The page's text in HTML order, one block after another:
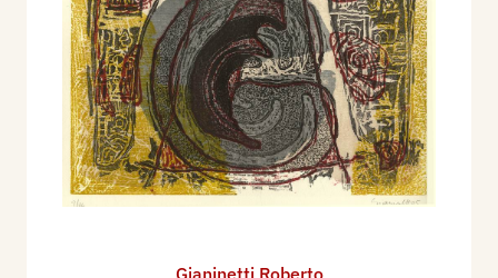
Gianinetti Roberto